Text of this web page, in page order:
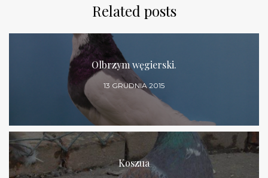
Related posts
Olbrzym węgierski.
13 GRUDNIA 2015
Koszua